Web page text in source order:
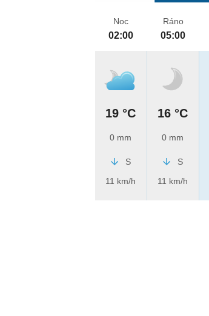
Noc
02:00
19 °C
0 mm
S
11 km/h
Ráno
05:00
16 °C
0 mm
S
11 km/h